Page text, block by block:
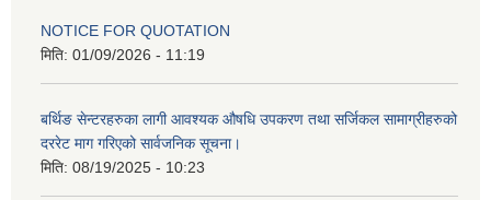
NOTICE FOR QUOTATION
मिति: 01/09/2026 - 11:19
बर्थिङ सेन्टरहरुका लागी आवश्यक औषधि उपकरण तथा सर्जिकल सामाग्रीहरुको
दररेट माग गरिएको सार्वजनिक सूचना।
मिति: 08/19/2025 - 10:23